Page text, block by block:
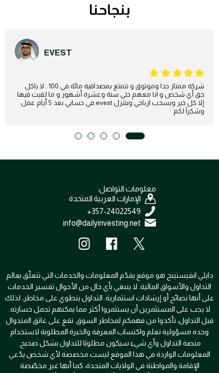
بنجاحنا
شركة ممتاز جدا وموثوق و تتمتع بمصداقية مائة في 100.. لا ياكل
حق أي شخص و انا معهم حتي سنة وعشرة أشهور و ما لقيت فيها
إلا كل خير وبسحب ارباحي وبتنزل evest.في حسابي بعد 5 أيام عمل
وشكرآ لكم
EVEST
info@dailyinvesting.net
357-24022549+
الإمارات العربية المتحدة
معلومات التواصل:
دايلي انفيستينج هو موقع يقدّم المعلومات والخدمات التي تتعلّق بعالم
التداول والأسواق المالية. لا ينبغي بأي حال من الأحوال تفسير الخدمات
على أنها نصائح أو إرشادات استثمارية. التداول ينطوي على مخاطر، لذلك
لا يجب على المستثمرين أن يستثمروا أكثر مما يمكنهم تحمل خسارته.
قبل التداول، تأكدوا من فهمكم لمخاطر السوق. تقع على عاتق المتدوال
وحده مسؤولية تعلم واكتساب المعرفة والخبرة المطلوبة لاستخدام
منصة التداول وأي شيء سيكون مطلوبًا للتداول بشكل صحيح.
المعلومات الواردة في هذا الموقع ليست مخصصة لأي شخص يدّعي
الإقامة والمواطنة في الولايات المتحدة، كما أنها غير مخصّصة